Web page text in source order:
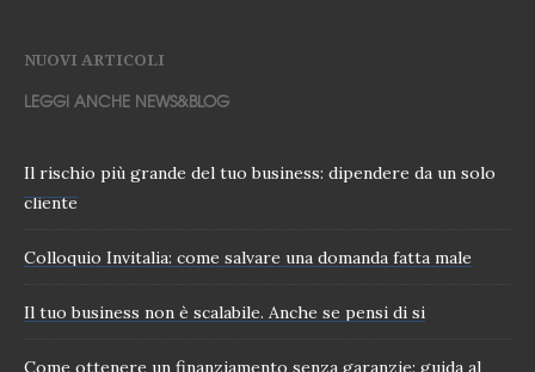
NUOVI ARTICOLI
LEGGI ANCHE NEWS&BLOG
Il rischio più grande del tuo business: dipendere da un solo
cliente
Colloquio Invitalia: come salvare una domanda fatta male
Il tuo business non è scalabile. Anche se pensi di si
Come ottenere un finanziamento senza garanzie: guida al